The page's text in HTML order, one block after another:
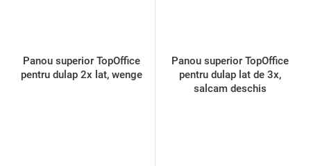
Panou superior TopOffice
pentru dulap 2x lat, wenge
Panou superior TopOffice
pentru dulap lat de 3x,
salcam deschis